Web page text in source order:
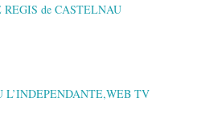
REGIS de CASTELNAU
L’INDEPENDANTE,WEB TV